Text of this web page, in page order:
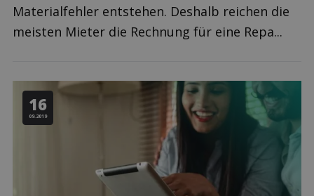
Materialfehler entstehen. Deshalb reichen die
meisten Mieter die Rechnung für eine Repa...
16
09.2019